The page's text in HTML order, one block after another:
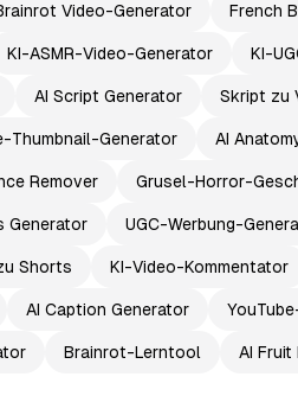
Video-Generator French
KI-ASMR-Video-Generator KI-
AI Script Generator Skript zu
Thumbnail-Generator AI
Remover Grusel-Horror-
Generator UGC-Werbung-
Shorts KI-Video-Kommentator
AI Caption Generator
Brainrot-Lerntool AI Fruit